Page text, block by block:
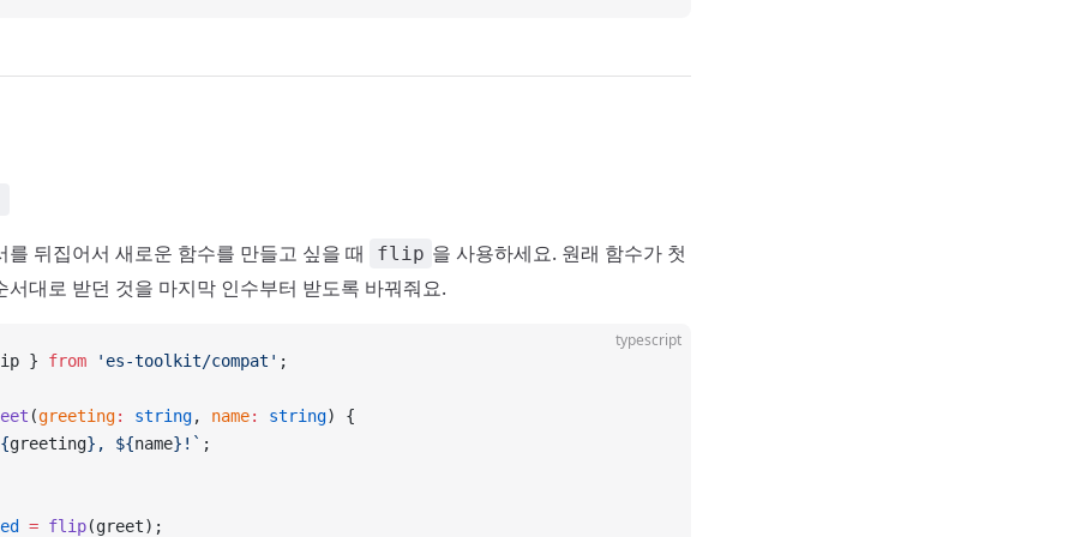
를 뒤집어서 새로운 함수를 만들고 싶을 때 flip 을 사용하세요. 원래 함수가 첫
서대로 받던 것을 마지막 인수부터 받도록 바꿔줘요.
typescript
} from 'es-toolkit/compat' ;
(greeting: string, name: string) {
greeting}, ${name}!` ;
= flip(greet);